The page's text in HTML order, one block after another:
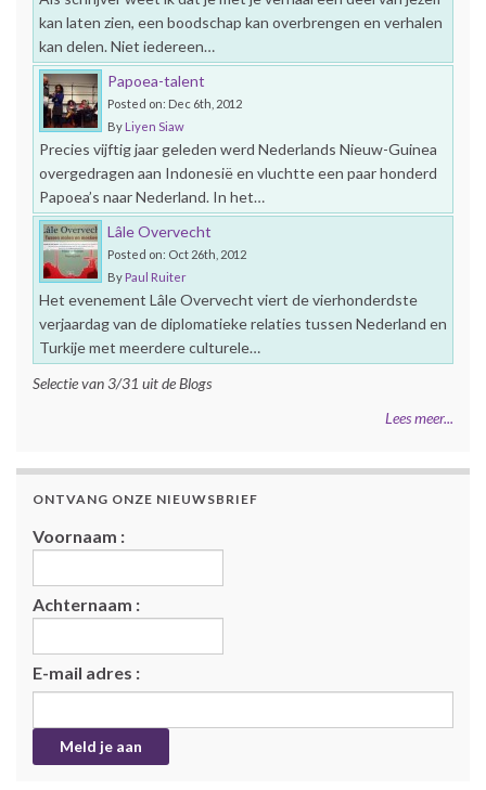
kan laten zien, een boodschap kan overbrengen en verhalen
kan delen. Niet iedereen…
Papoea-talent
Posted on: Dec 6th, 2012
By Liyen Siaw
Precies vijftig jaar geleden werd Nederlands Nieuw-Guinea
overgedragen aan Indonesië en vluchtte een paar honderd
Papoea’s naar Nederland. In het…
Lâle Overvecht
Posted on: Oct 26th, 2012
By Paul Ruiter
Het evenement Lâle Overvecht viert de vierhonderdste
verjaardag van de diplomatieke relaties tussen Nederland en
Turkije met meerdere culturele…
Selectie van 3/31 uit de Blogs
Lees meer...
ONTVANG ONZE NIEUWSBRIEF
Voornaam :
Achternaam :
E-mail adres :